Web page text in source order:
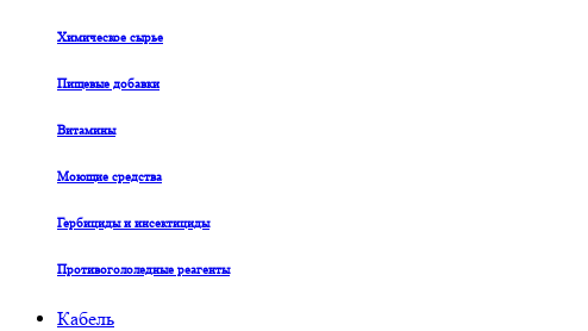
Химическое сырье
Пищевые добавки
Витамины
Моющие средства
Гербициды и инсектициды
Противогололедные реагенты
Кабель